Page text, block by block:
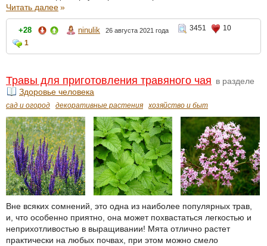
Читать далее»
+28 ninulik 26 августа 2021 года 3451
10
1
Травы для приготовления травяного чая в разделе
Здоровье человека
сад и огород декоративные растения хозяйство и быт
Вне всяких сомнений, это одна из наиболее популярных трав,
и, что особенно приятно, она может похвастаться легкостью и
неприхотливостью в выращивании! Мята отлично растет
практически на любых почвах, при этом можно смело